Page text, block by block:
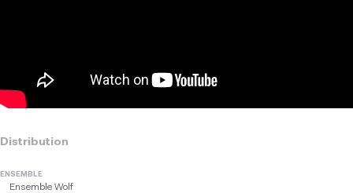
Distribution
ENSEMBLE
Ensemble Wolf